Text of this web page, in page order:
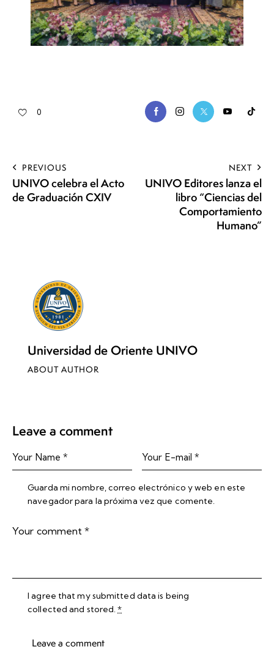
0
PREVIOUS
UNIVO celebra el Acto
de Graduación CXIV
NEXT
UNIVO Editores lanza el
libro “Ciencias del
Comportamiento
Humano”
Universidad de Oriente UNIVO
ABOUT AUTHOR
Leave a comment
Guarda mi nombre, correo electrónico y web en este
navegador para la próxima vez que comente.
I agree that my submitted data is being
collected and stored.*